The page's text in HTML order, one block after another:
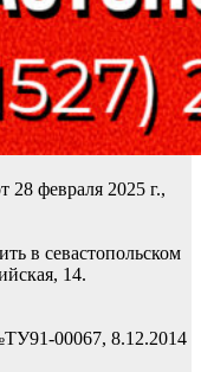
28 февраля 2025 г.,
в севастопольском
14.
00067, 8.12.2014